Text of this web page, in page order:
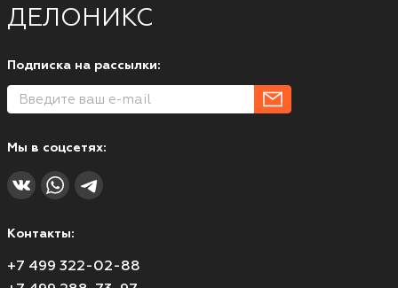
ДЕЛОНИКС
Подписка на рассылки:
Мы в соцсетях:
Контакты:
+7 499 322-02-88